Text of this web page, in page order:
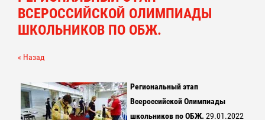
ВСЕРОССИЙСКОЙ ОЛИМПИАДЫ
ШКОЛЬНИКОВ ПО ОБЖ.
« Назад
Региональный этап
Всероссийской Олимпиады
школьников по ОБЖ. 29.01.2022